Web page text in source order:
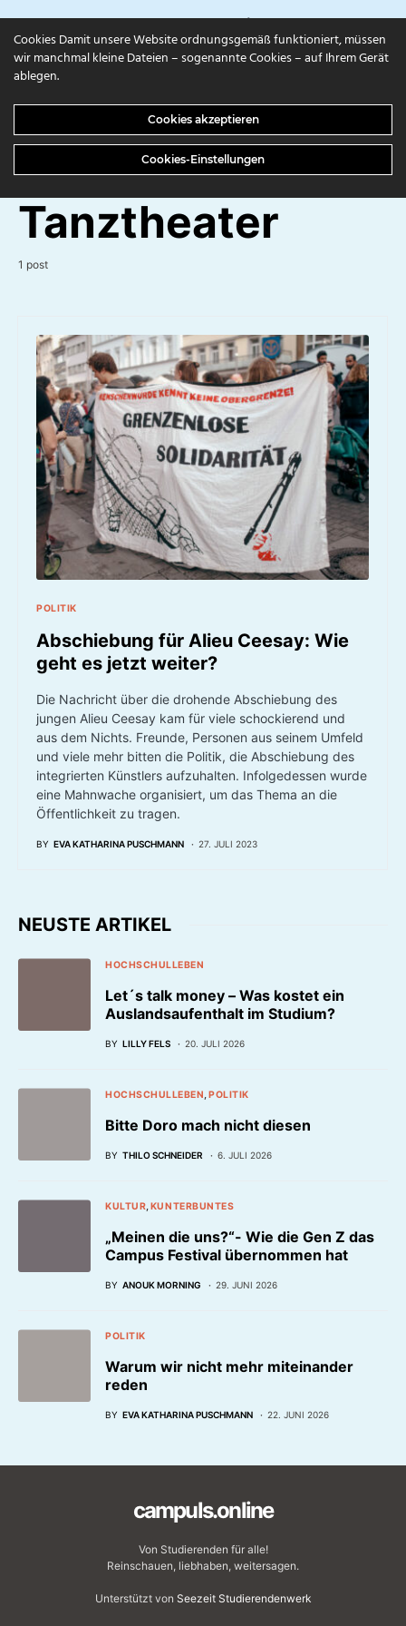
campuls.online
Interkulturelles
Tanztheater
1 post
POLITIK
Abschiebung für Alieu Ceesay: Wie
geht es jetzt weiter?
Die Nachricht über die drohende Abschiebung des
jungen Alieu Ceesay kam für viele schockierend und
aus dem Nichts. Freunde, Personen aus seinem Umfeld
und viele mehr bitten die Politik, die Abschiebung des
integrierten Künstlers aufzuhalten. Infolgedessen wurde
eine Mahnwache organisiert, um das Thema an die
Öffentlichkeit zu tragen.
BY EVA KATHARINA PUSCHMANN 27. JULI 2023
NEUSTE ARTIKEL
HOCHSCHULLEBEN
Let´s talk money – Was kostet ein
Auslandsaufenthalt im Studium?
BY LILLY FELS 20. JULI 2026
HOCHSCHULLEBEN POLITIK
Bitte Doro mach nicht diesen
BY THILO SCHNEIDER 6. JULI 2026
KULTUR KUNTERBUNTES
„Meinen die uns?“- Wie die Gen Z das
Campus Festival übernommen hat
BY ANOUK MORNING 29. JUNI 2026
POLITIK
Warum wir nicht mehr miteinander
reden
BY EVA KATHARINA PUSCHMANN 22. JUNI 2026
campuls.online
Von Studierenden für alle!
Reinschauen, liebhaben, weitersagen.
Unterstützt von Seezeit Studierendenwerk
Cookies Damit unsere Website ordnungsgemäß funktioniert, müssen
wir manchmal kleine Dateien – sogenannte Cookies – auf Ihrem Gerät
ablegen.
Cookies akzeptieren
Cookies-Einstellungen